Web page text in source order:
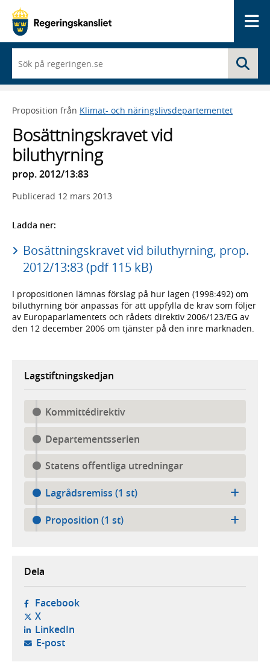
du
börjar
skriva
framträder
lista
med
sökförslag
Proposition från Klimat- och näringslivsdepartementet
Bosättningskravet vid
biluthyrning
prop. 2012/13:83
Publicerad 12 mars 2013
Ladda ner:
Bosättningskravet vid biluthyrning, prop.
2012/13:83 (pdf 115 kB)
I propositionen lämnas förslag på hur lagen (1998:492) om
biluthyrning bör anpassas för att uppfylla de krav som följer
av Europaparlamentets och rådets direktiv 2006/123/EG av
den 12 december 2006 om tjänster på den inre marknaden.
Lagstiftningskedjan
Kommittédirektiv
Departementsserien
Statens offentliga utredningar
Lagrådsremiss (1 st)
Proposition (1 st)
Dela
Facebook- öppnas i ny flik, extern webbplats,
X- öppnas i ny flik, extern webbplats,
LinkedIn- öppnas i ny flik, extern webbplats,
E-post- öppnar din e-postklient,